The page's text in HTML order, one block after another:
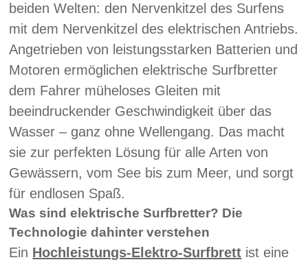
beiden Welten: den Nervenkitzel des Surfens
mit dem Nervenkitzel des elektrischen Antriebs.
Angetrieben von leistungsstarken Batterien und
Motoren ermöglichen elektrische Surfbretter
dem Fahrer müheloses Gleiten mit
beeindruckender Geschwindigkeit über das
Wasser – ganz ohne Wellengang. Das macht
sie zur perfekten Lösung für alle Arten von
Gewässern, vom See bis zum Meer, und sorgt
für endlosen Spaß.
Was sind elektrische Surfbretter? Die
Technologie dahinter verstehen
Ein Hochleistungs-Elektro-Surfbrett ist eine